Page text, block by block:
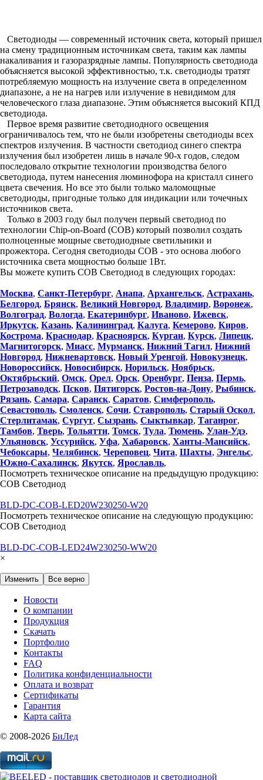
Светодиоды — современный источник света, который пришел
на смену традиционным источникам света, таким как лампы
накаливания и газоразрядные лампы. Популярность светодиода
объясняется высокой эффективностью, т.к. светодиоды тратят
потребляемую мощность на излучение света в определенном
диапазоне, а не на нагрев или излучение в невидимом для
человеческого глаза диапазоне. Этим объясняется высокий КПД
светодиода.
Первое время развитие светодиодного освещения
ограничивалось тем, что не были изобретены светодиоды всех
спектров излучения. В частности светодиод синего спектра
излучения был изобретен лишь в начале 90-х годов, следом
последовало открытие технологии производства белого
светодиода, путем нанесения люминофора на кристалл синего
цвета свечения. Но все это были только маломощные
светодиоды, пригодные только для индикации или точечных
источников света.
Только в 2003 году был получен первый светодиод по
технологии Chip-on-Board (COB) который позволил создать
полноценные мощные светодиодные светильники и
прожектора. Сегодня светодиоды COB - это основа любого
источника света мощностью больше 1Вт.
Вы можете купить COB Светодиод в следующих городах:
Москва, Санкт-Петербург, Анапа, Архангельск, Астрахань,
Белгород, Брянск, Великий Новгород, Владимир, Воронеж,
Волгоград, Вологда, Екатеринбург, Иваново, Ижевск,
Иркутск, Казань, Калининград, Калуга, Кемерово, Киров,
Кострома, Краснодар, Красноярск, Курган, Курск, Липецк,
Магнитогорск, Миасс, Мурманск, Нижний Тагил, Нижний
Новгород, Нижневартовск, Новый Уренгой, Новокузнецк,
Новороссийск, Новосибирск, Норильск, Ноябрьск,
Октябрьский, Омск, Орел, Орск, Оренбург, Пенза, Пермь,
Петрозаводск, Псков, Пятигорск, Ростов-на-Дону, Рыбинск,
Рязань, Самара, Саранск, Саратов, Симферополь,
Севастополь, Смоленск, Сочи, Ставрополь, Старый Оскол,
Стерлитамак, Сургут, Сызрань, Сыктывкар, Таганрог,
Тамбов, Тверь, Тольятти, Томск, Тула, Тюмень, Улан-Удэ,
Ульяновск, Уссурийск, Уфа, Хабаровск, Ханты-Мансийск,
Чебоксары, Челябинск, Череповец, Чита, Шахты, Энгельс,
Южно-Сахалинск, Якутск, Ярославль,
Посмотреть техническое описание на предыдущую продукцию:
COB Светодиод
BLD-DC-COB-LED20W230250-W20
Посмотреть техническое описание на следующую продукцию:
COB Светодиод
BLD-DC-COB-LED24W230250-WW20
×
Изменить Все верно
Новости
О компании
Продукция
Скачать
Портфолио
Контакты
FAQ
Политика конфиденциальности
Оплата и возврат
Сертификаты
Гарантия
Карта сайта
© 2008-2026 БиЛед